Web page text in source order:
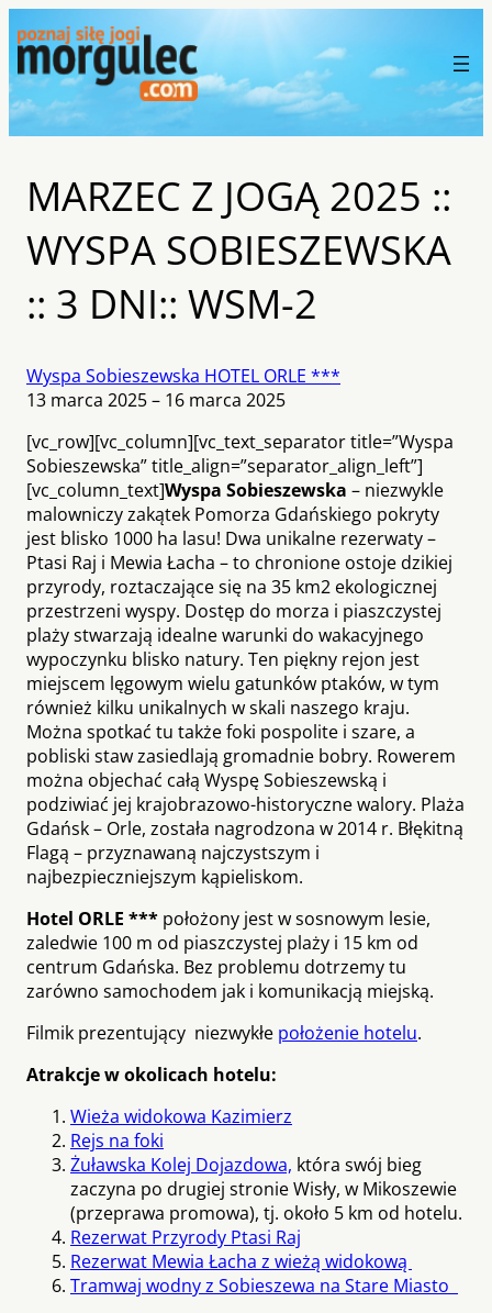
MARZEC Z JOGĄ 2025 ::
WYSPA SOBIESZEWSKA
:: 3 DNI:: WSM-2
Wyspa Sobieszewska HOTEL ORLE ***
13 marca 2025 – 16 marca 2025
[vc_row][vc_column][vc_text_separator title=”Wyspa
Sobieszewska” title_align=”separator_align_left”]
[vc_column_text]Wyspa Sobieszewska – niezwykle
malowniczy zakątek Pomorza Gdańskiego pokryty
jest blisko 1000 ha lasu! Dwa unikalne rezerwaty –
Ptasi Raj i Mewia Łacha – to chronione ostoje dzikiej
przyrody, roztaczające się na 35 km2 ekologicznej
przestrzeni wyspy. Dostęp do morza i piaszczystej
plaży stwarzają idealne warunki do wakacyjnego
wypoczynku blisko natury. Ten piękny rejon jest
miejscem lęgowym wielu gatunków ptaków, w tym
również kilku unikalnych w skali naszego kraju.
Można spotkać tu także foki pospolite i szare, a
pobliski staw zasiedlają gromadnie bobry. Rowerem
można objechać całą Wyspę Sobieszewską i
podziwiać jej krajobrazowo-historyczne walory. Plaża
Gdańsk – Orle, została nagrodzona w 2014 r. Błękitną
Flagą – przyznawaną najczystszym i
najbezpieczniejszym kąpieliskom.
Hotel ORLE *** położony jest w sosnowym lesie,
zaledwie 100 m od piaszczystej plaży i 15 km od
centrum Gdańska. Bez problemu dotrzemy tu
zarówno samochodem jak i komunikacją miejską.
Filmik prezentujący niezwykłe położenie hotelu.
Atrakcje w okolicach hotelu:
Wieża widokowa Kazimierz
Rejs na foki
Żuławska Kolej Dojazdowa, która swój bieg
zaczyna po drugiej stronie Wisły, w Mikoszewie
(przeprawa promowa), tj. około 5 km od hotelu.
Rezerwat Przyrody Ptasi Raj
Rezerwat Mewia Łacha z wieżą widokową
Tramwaj wodny z Sobieszewa na Stare Miasto